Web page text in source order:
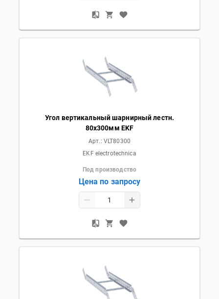
Угол вертикальный шарнирный лестн.
80x300мм EKF
Арт.: VLT80300
EKF electrotechnica
Под производство
Цена по запросу